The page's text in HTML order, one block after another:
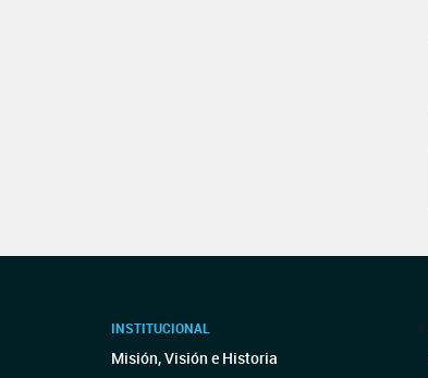
INSTITUCIONAL
Misión, Visión e Historia